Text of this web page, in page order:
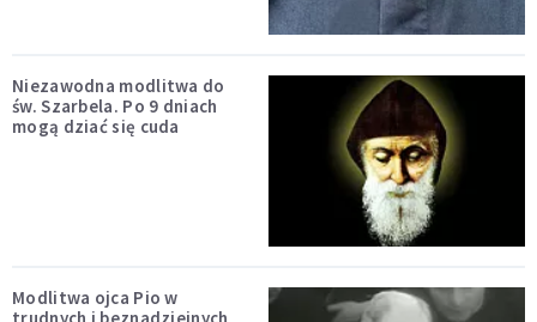
Niezawodna modlitwa do
św. Szarbela. Po 9 dniach
mogą dziać się cuda
Modlitwa ojca Pio w